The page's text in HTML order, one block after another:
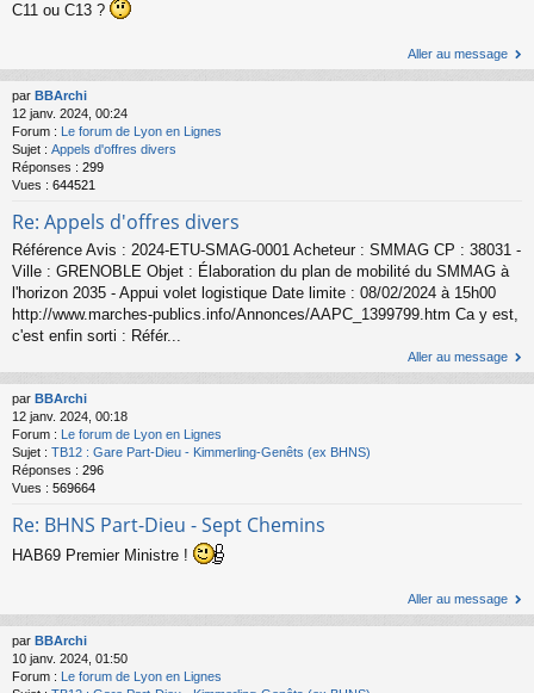
C11 ou C13 ?
Aller au message
par BBArchi
12 janv. 2024, 00:24
Forum :
Le forum de Lyon en Lignes
Sujet : Appels d'offres divers
Réponses : 299
Vues : 644521
Re: Appels d'offres divers
Référence Avis : 2024-ETU-SMAG-0001 Acheteur : SMMAG CP : 38031 -
Ville : GRENOBLE Objet : Élaboration du plan de mobilité du SMMAG à
l'horizon 2035 - Appui volet logistique Date limite : 08/02/2024 à 15h00
http://www.marches-publics.info/Annonces/AAPC_1399799.htm Ca y est,
c'est enfin sorti : Référ...
Aller au message
par BBArchi
12 janv. 2024, 00:18
Forum : Le forum de Lyon en Lignes
Sujet : TB12 : Gare Part-Dieu - Kimmerling-Genêts (ex BHNS)
Réponses : 296
Vues : 569664
Re: BHNS Part-Dieu - Sept Chemins
HAB69 Premier Ministre !
Aller au message
par BBArchi
10 janv. 2024, 01:50
Forum : Le forum de Lyon en Lignes